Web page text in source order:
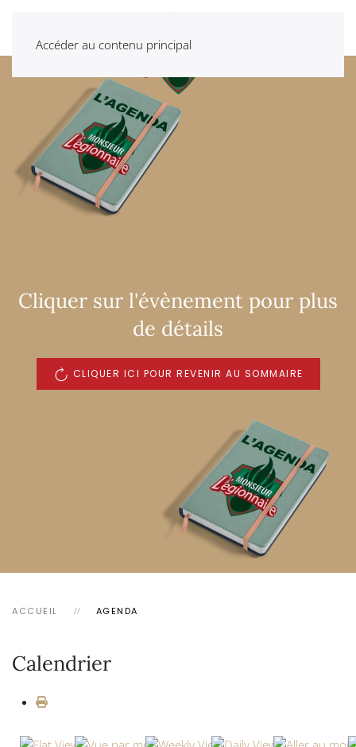
Accéder au contenu principal
Cliquer sur l'évènement pour plus
de détails
CLIQUER ICI POUR REVENIR AU SOMMAIRE
ACCUEIL AGENDA
Calendrier